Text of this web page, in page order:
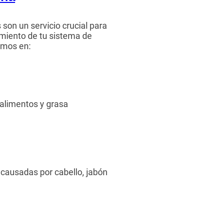
un servicio crucial para
de tu sistema de
en:
y grasa
por cabello, jabón